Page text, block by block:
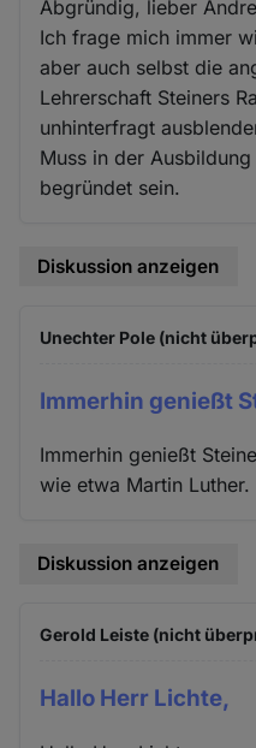
Abgründig, lieber
Ich frage mich immer
aber auch selbst die
Lehrerschaft Steiners
unhinterfragt
Muss in der
begründet sein.
Diskussion anzeigen
Unechter Pole (nicht
Immerhin genießt
Immerhin genießt
wie etwa Martin Luther.
Diskussion anzeigen
Gerold Leiste (nicht
Hallo Herr Lichte,